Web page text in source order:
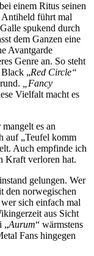
einem Ritus seinen
Antiheld führt mal
spukend durch
dem Ganzen eine
Avantgarde
Genre an. So steht
„Red Circle“
„Fancy
Vielfalt macht es
es an
auf „Teufel komm
Auch empfinde ich
Kraft verloren hat.
gelungen. Wer
den norwegischen
sich einfach mal
aus Sicht
„Aurum“ wärmstens
Fans hingegen